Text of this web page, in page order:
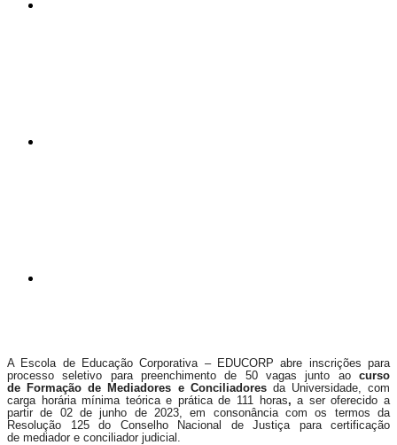
A Escola de Educação Corporativa – EDUCORP abre inscrições para
processo seletivo para preenchimento de 50 vagas junto ao curso
de Formação de Mediadores e Conciliadoresda Universidade, com
carga horária mínima teórica e prática de 111 horas,a ser oferecido a
partir de 02 de junho de 2023, em consonância com os termos da
Resolução 125 do Conselho Nacional de Justiça para certificação
de mediador e conciliador judicial.